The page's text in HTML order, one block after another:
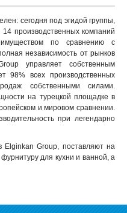
сегодня под эгидой группы,
производственных компаний
по сравнению с
независимость от рынков
управляет собственным
98% всех производственных
собственными силами.
на турецкой площадке в
и мировом сравнении.
при легендарно
Group, поставляют на
для кухни и ванной, а